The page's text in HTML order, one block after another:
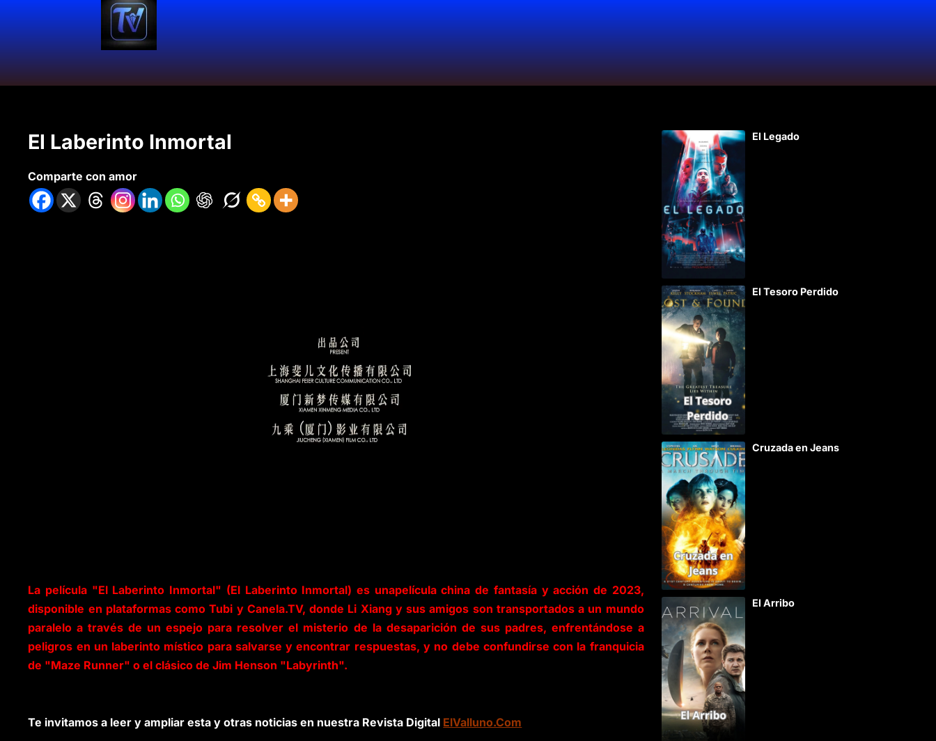
El Laberinto Inmortal
Comparte con amor
La película "El Laberinto Inmortal" (El Laberinto Inmortal) es unapelícula china de fantasía y acción de 2023,
disponible en plataformas como Tubi y Canela.TV, donde Li Xiang y sus amigos son transportados a un mundo
paralelo a través de un espejo para resolver el misterio de la desaparición de sus padres, enfrentándose a
peligros en un laberinto místico para salvarse y encontrar respuestas, y no debe confundirse con la franquicia
de "Maze Runner" o el clásico de Jim Henson "Labyrinth".
Te invitamos a leer y ampliar esta y otras noticias en nuestra Revista Digital ElValluno.Com
El Legado
El Tesoro Perdido
Cruzada en Jeans
El Arribo